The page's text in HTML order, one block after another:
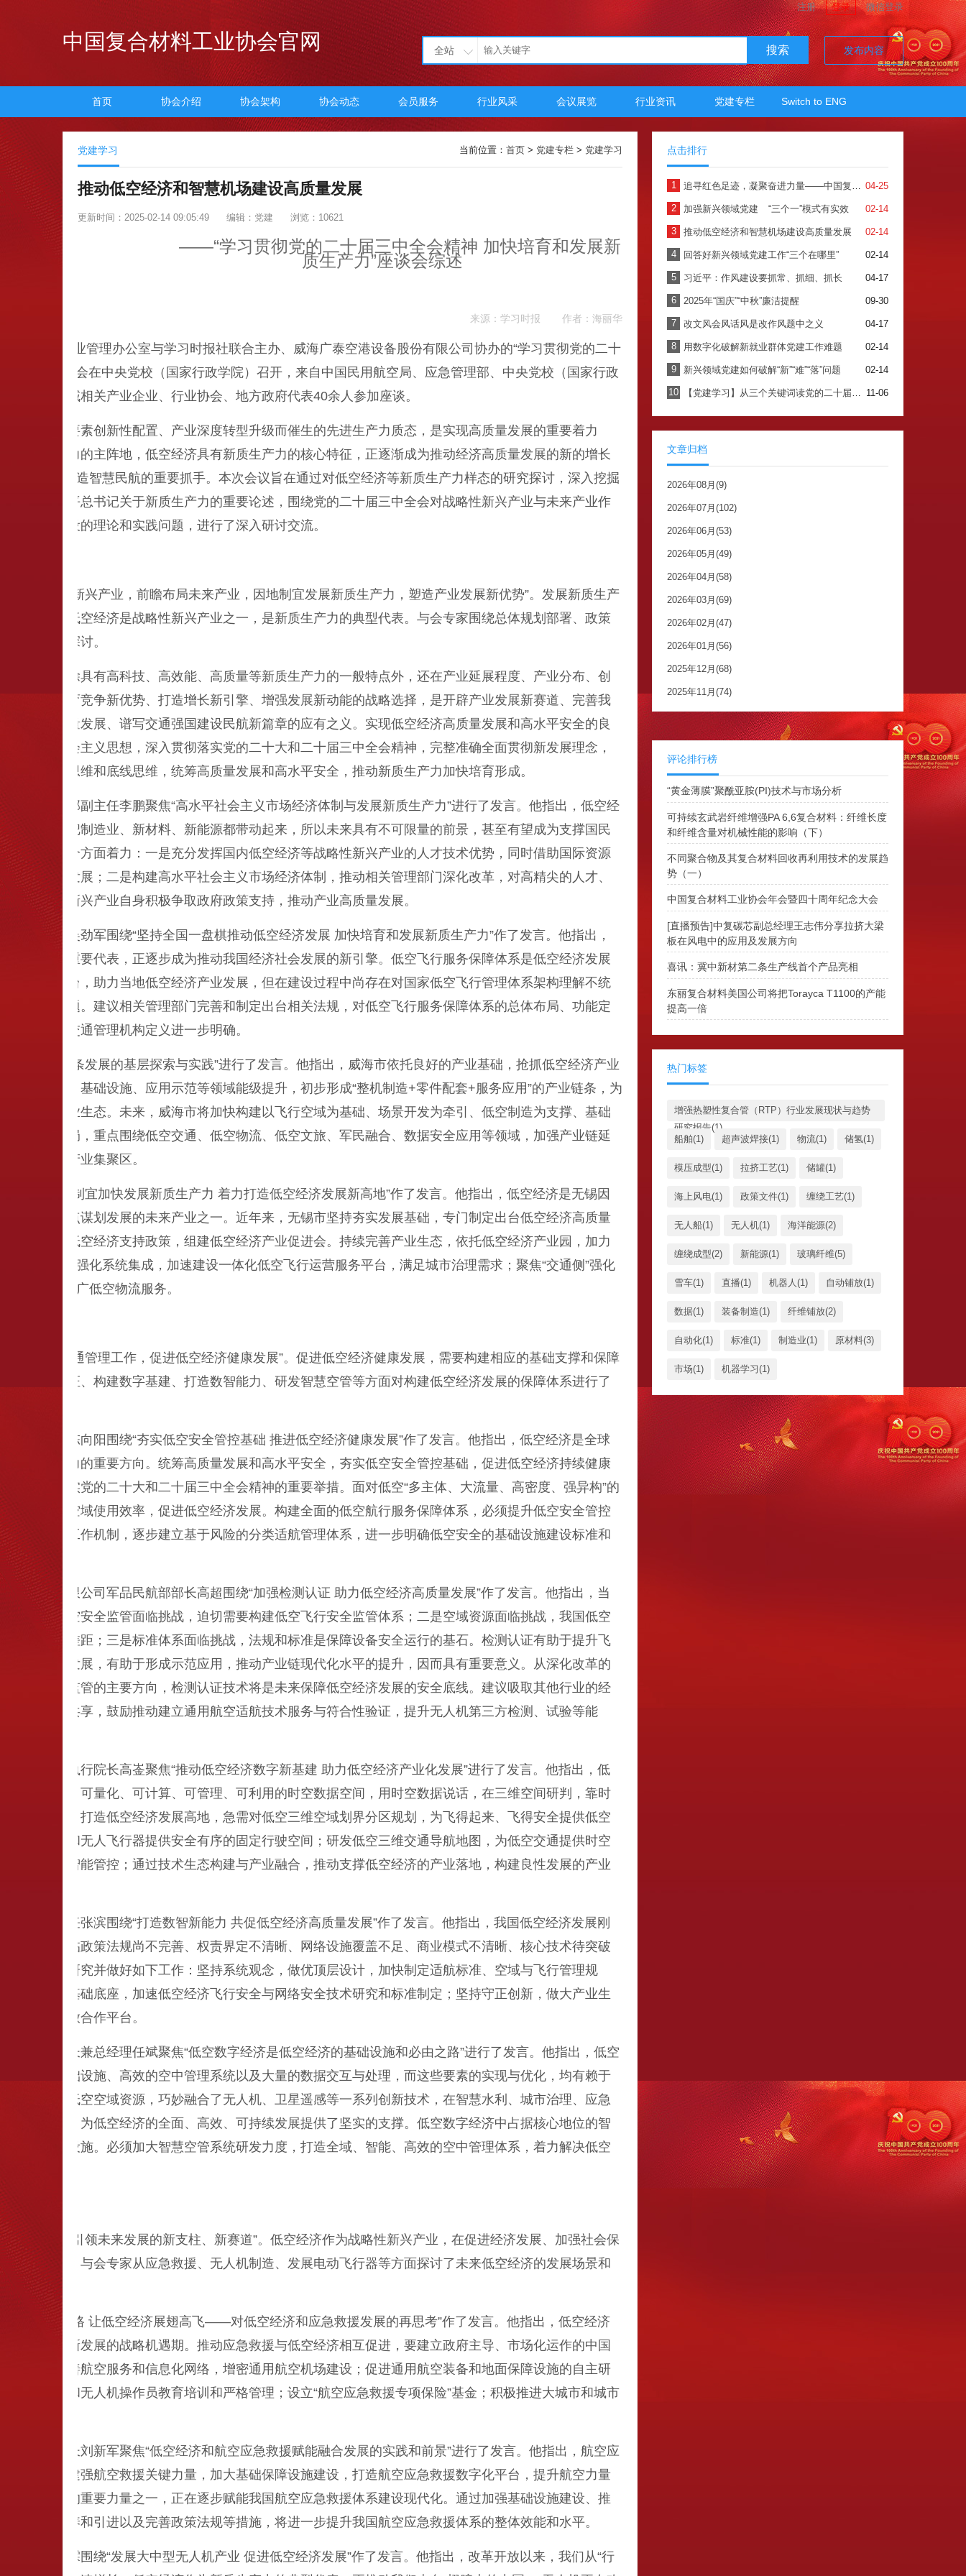
注册 登录 微信登录
中国复合材料工业协会官网 全站 搜索 发布内容
首页 协会介绍 协会架构 协会动态 会员服务 行业风采 会议展览 行业资讯 党建专栏 Switch to ENG
党建学习 当前位置： 首页 > 党建专栏 > 党建学习
推动低空经济和智慧机场建设高质量发展
更新时间：2025-02-14 09:05:49 编辑：党建 浏览：10621
——“学习贯彻党的二十届三中全会精神 加快培育和发展新
质生产力”座谈会综述
来源：学习时报 作者：海丽华
空管行业管理办公室与学习时报社联合主办、威海广泰空港设备股份有限公司协办的“学习贯彻党的二十
产力”座谈会在中央党校（国家行政学院）召开，来自中国民用航空局、应急管理部、中央党校（国家行政
空经济领域相关产业企业、行业协会、地方政府代表40余人参加座谈。
、生产要素创新性配置、产业深度转型升级而催生的先进生产力质态，是实现高质量发展的重要着力
新质生产力的主阵地，低空经济具有新质生产力的核心特征，正逐渐成为推动经济高质量发展的新的增长
场”建设、打造智慧民航的重要抓手。本次会议旨在通过对低空经济等新质生产力样态的研究探讨，深入挖掘
学习习近平总书记关于新质生产力的重要论述，围绕党的二十届三中全会对战略性新兴产业与未来产业作
慧机场建设的理论和实践问题，进行了深入研讨交流。
战略性新兴产业，前瞻布局未来产业，因地制宜发展新质生产力，塑造产业发展新优势”。发展新质生产
着力点。低空经济是战略性新兴产业之一，是新质生产力的典型代表。与会专家围绕总体规划部署、政策
济进行了探讨。
空经济除具有高科技、高效能、高质量等新质生产力的一般特点外，还在产业延展程度、产业分布、创
经济是培育竞争新优势、打造增长新引擎、增强发展新动能的战略选择，是开辟产业发展新赛道、完善我
民航高质量发展、谱写交通强国建设民航新篇章的应有之义。实现低空经济高质量发展和高水平安全的良
国特色社会主义思想，深入贯彻落实党的二十大和二十届三中全会精神，完整准确全面贯彻新发展理念，
念、创新思维和底线思维，统筹高质量发展和高水平安全，推动新质生产力加快培育形成。
学教研部副主任李鹏聚焦“高水平社会主义市场经济体制与发展新质生产力”进行了发言。他指出，低空经
显，能够把制造业、新材料、新能源都带动起来，所以未来具有不可限量的前景，甚至有望成为支撑国民
，应在三个方面着力：一是充分发挥国内低空经济等战略性新兴产业的人才技术优势，同时借助国际资源
我国产业发展；二是构建高水平社会主义市场经济体制，推动相关管理部门深化改革，对高精尖的人才、
置；三是新兴产业自身积极争取政府政策支持，推动产业高质量发展。
处长吴劲军围绕“坚持全国一盘棋推动低空经济发展 加快培育和发展新质生产力”作了发言。他指出，
生产力的重要代表，正逐步成为推动我国经济社会发展的新引擎。低空飞行服务保障体系是低空经济发展
行服务平台，助力当地低空经济产业发展，但在建设过程中尚存在对国家低空飞行管理体系架构理解不统
明确等问题。建议相关管理部门完善和制定出台相关法规，对低空飞行服务保障体系的总体布局、功能定
，对空中交通管理机构定义进一步明确。
济全链条发展的基层探索与实践”进行了发言。他指出，威海市依托良好的产业基础，抢抓低空经济产业
产业生态、基础设施、应用示范等领域能级提升，初步形成“整机制造+零件配套+服务应用”的产业链条，为
造良好产业生态。未来，威海市将加快构建以飞行空域为基础、场景开发为牵引、低空制造为支撑、基础
济发展格局，重点围绕低空交通、低空物流、低空文旅、军民融合、数据安全应用等领域，加强产业链延
略性新兴产业集聚区。
绕“因地制宜加快发展新质生产力 着力打造低空经济发展新高地”作了发言。他指出，低空经济是无锡因
，也是重点谋划发展的未来产业之一。近年来，无锡市坚持夯实发展基础，专门制定出台低空经济高质量
网。发布低空经济支持政策，组建低空经济产业促进会。持续完善产业生态，依托低空经济产业园，加力
焦“政务侧”强化系统集成，加速建设一体化低空飞行运营服务平台，满足城市治理需求；聚焦“交通侧”强化
运营企业推广低空物流服务。
空中交通管理工作，促进低空经济健康发展”。促进低空经济健康发展，需要构建相应的基础支撑和保障
强检测认证、构建数字基建、打造数智能力、研发智慧空管等方面对构建低空经济发展的保障体系进行了
副主任陈向阳围绕“夯实低空安全管控基础 推进低空经济健康发展”作了发言。他指出，低空经济是全球
新质生产力的重要方向。统筹高质量发展和高水平安全，夯实低空安全管控基础，促进低空经济持续健康
精神、落实党的二十大和二十届三中全会精神的重要举措。面对低空“多主体、大流量、高密度、强异构”的
下，提高空域使用效率，促进低空经济发展。构建全面的低空航行服务保障体系，必须提升低空安全管控
协同联动工作机制，逐步建立基于风险的分类适航管理体系，进一步明确低空安全的基础设施建设标准和
究院有限公司军品民航部部长高超围绕“加强检测认证 助力低空经济高质量发展”作了发言。他指出，当
：一是低空安全监管面临挑战，迫切需要构建低空飞行安全监管体系；二是空域资源面临挑战，我国低空
需求存在差距；三是标准体系面临挑战，法规和标准是保障设备安全运行的基石。检测认证有助于提升飞
术创新和发展，有助于形成示范应用，推动产业链现代化水平的提升，因而具有重要意义。从深化改革的
目前我国监管的主要方向，检测认证技术将是未来保障低空经济发展的安全底线。建议吸取其他行业的经
资源共建共享，鼓励推动建立通用航空适航技术服务与符合性验证，提升无人机第三方检测、试验等能
研究院执行院长高崟聚焦“推动低空经济数字新基建 助力低空经济产业化发展”进行了发言。他指出，低
成可定标、可量化、可计算、可管理、可利用的时空数据空间，用时空数据说话，在三维空间研判，靠时
持续发展。打造低空经济发展高地，急需对低空三维空域划界分区规划，为飞得起来、飞得安全提供低空
，为有人和无人飞行器提供安全有序的固定行驶空间；研发低空三维交通导航地图，为低空交通提供时空
低空交通智能管控；通过技术生态构建与产业融合，推动支撑低空经济的产业落地，构建良性发展的产业
技委主任张滨围绕“打造数智新能力 共促低空经济高质量发展”作了发言。他指出，我国低空经济发展刚
发展仍面临政策法规尚不完善、权责界定不清晰、网络设施覆盖不足、商业模式不清晰、核心技术待突破
需进一步研究并做好如下工作：坚持系统观念，做优顶层设计，加快制定适航标准、空域与飞行管理规
向，做强基础底座，加速低空经济飞行安全与网络安全技术研究和标准制定；坚持守正创新，做大产业生
建产业开放合作平台。
司董事长兼总经理任斌聚焦“低空数字经济是低空经济的基础设施和必由之路”进行了发言。他指出，低空
括物理基础设施、高效的空中管理系统以及大量的数据交互与处理，而这些要素的实现与优化，均有赖于
托丰富的低空空域资源，巧妙融合了无人机、卫星遥感等一系列创新技术，在智慧水利、城市治理、应急
力和价值，为低空经济的全面、高效、可持续发展提供了坚实的支撑。低空数字经济中占据核心地位的智
缺的基础设施。必须加大智慧空管系统研发力度，打造全域、智能、高效的空中管理体系，着力解决低空
发展场景
产业是引领未来发展的新支柱、新赛道”。低空经济作为战略性新兴产业，在促进经济发展、加强社会保
要的作用。与会专家从应急救援、无人机制造、发展电动飞行器等方面探讨了未来低空经济的发展场景和
空中天路 让低空经济展翅高飞——对低空经济和应急救援发展的再思考”作了发言。他指出，低空经济
，迎来创新发展的战略机遇期。推动应急救援与低空经济相互促进，要建立政府主导、市场化运作的中国
力度，完善航空服务和信息化网络，增密通用航空机场建设；促进通用航空装备和地面保障设施的自主研
航飞行员和无人机操作员教育培训和严格管理；设立“航空应急救援专项保险”基金；积极推进大城市和城市
局副局长刘新军聚焦“低空经济和航空应急救援赋能融合发展的实践和前景”进行了发言。他指出，航空应
机建设，建强航空救援关键力量，加大基础保障设施建设，打造航空应急救援数字化平台，提升航空力量
转型升级的重要力量之一，正在逐步赋能我国航空应急救援体系建设现代化。通过加强基础设施建设、推
强人才培养和引进以及完善政策法规等措施，将进一步提升我国航空应急救援体系的整体效能和水平。
长程泊霖围绕“发展大中型无人机产业 促进低空经济发展”作了发言。他指出，改革开放以来，我们从“行
点击排行
1 04-25
追寻红色足迹，凝聚奋进力量——中国复合材料工业协会党支部参观中国共产党历史展览馆
2 02-14
加强新兴领域党建 “三个一”模式有实效
3 02-14
推动低空经济和智慧机场建设高质量发展
4 02-14
回答好新兴领域党建工作“三个在哪里”
5 04-17
习近平：作风建设要抓常、抓细、抓长
6 09-30
2025年“国庆”“中秋”廉洁提醒
7 04-17
改文风会风话风是改作风题中之义
8 02-14
用数字化破解新就业群体党建工作难题
9 02-14
新兴领域党建如何破解“新”“难”“落”问题
10 11-06
【党建学习】从三个关键词读党的二十届四中全会公报
文章归档
2026年08月(9)
2026年07月(102)
2026年06月(53)
2026年05月(49)
2026年04月(58)
2026年03月(69)
2026年02月(47)
2026年01月(56)
2025年12月(68)
2025年11月(74)
评论排行榜
“黄金薄膜”聚酰亚胺(PI)技术与市场分析
可持续玄武岩纤维增强PA 6,6复合材料：纤维长度
和纤维含量对机械性能的影响（下）
不同聚合物及其复合材料回收再利用技术的发展趋
势（一）
中国复合材料工业协会年会暨四十周年纪念大会
[直播预告]中复碳芯副总经理王志伟分享拉挤大梁
板在风电中的应用及发展方向
喜讯：冀中新材第二条生产线首个产品亮相
东丽复合材料美国公司将把Torayca T1100的产能
提高一倍
热门标签
增强热塑性复合管（RTP）行业发展现状与趋势
研究报告(1)
船舶(1)
超声波焊接(1) 物流(1) 储氢(1)
模压成型(1) 拉挤工艺(1) 储罐(1)
海上风电(1) 政策文件(1) 缠绕工艺(1)
无人船(1) 无人机(1) 海洋能源(2)
缠绕成型(2) 新能源(1) 玻璃纤维(5)
雪车(1) 直播(1) 机器人(1) 自动铺放(1)
数据(1) 装备制造(1) 纤维铺放(2)
自动化(1) 标准(1) 制造业(1) 原材料(3)
市场(1) 机器学习(1)